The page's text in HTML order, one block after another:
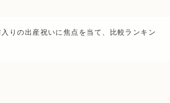
りの出産祝いに焦点を当て、比較ランキン